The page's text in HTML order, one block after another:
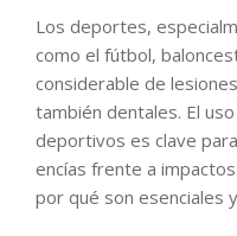
Los deportes,
como el fútbol,
considerable de
también dentales. El
deportivos es clave
encías frente a
por qué son esenciales